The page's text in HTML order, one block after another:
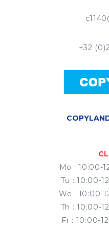
+32
Mo :10:00-
Tu :10:00-
We : 10:00-
Th :10:00-
Fr : 10:00-